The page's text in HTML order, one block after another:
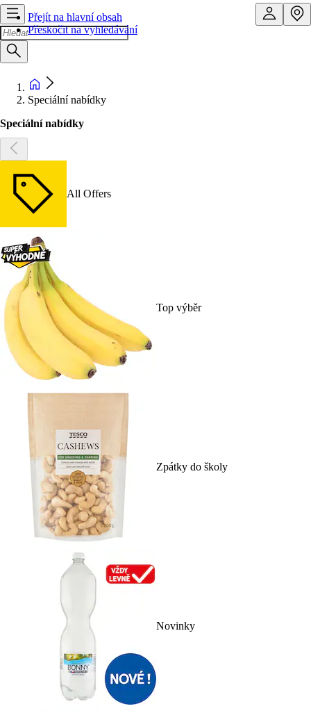
Přejít na hlavní obsah
Přeskočit na vyhledávání
Speciální nabídky
Speciální nabídky
All Offers
Top výběr
Zpátky do školy
Novinky